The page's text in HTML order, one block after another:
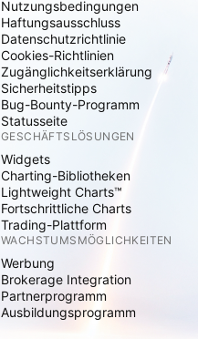
Nutzungsbedingungen
Haftungsausschluss
Datenschutzrichtlinie
Cookies-Richtlinien
Zugänglichkeitserklärung
Sicherheitstipps
Bug-Bounty-Programm
Statusseite
GESCHÄFTSLÖSUNGEN
Widgets
Charting-Bibliotheken
Lightweight Charts™
Fortschrittliche Charts
Trading-Plattform
WACHSTUMSMÖGLICHKEITEN
Werbung
Brokerage Integration
Partnerprogramm
Ausbildungsprogramm